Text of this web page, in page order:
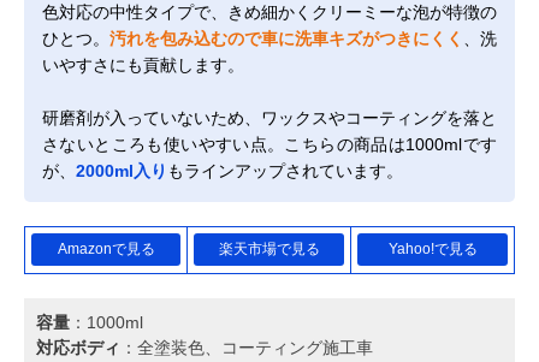
色対応の中性タイプで、きめ細かくクリーミーな泡が特徴の
ひとつ。 汚れを包み込むので車に洗車キズがつきにくく
、洗
いやすさにも貢献します。
研磨剤が入っていないため、ワックスやコーティングを落と
さないところも使いやすい点。こちらの商品は1000mlです
が、 2000ml入り もラインアップされています。
Amazonで見る 楽天市場で見る Yahoo!で見る
容量 ：1000ml
対応ボディ ：全塗装色、コーティング施工車